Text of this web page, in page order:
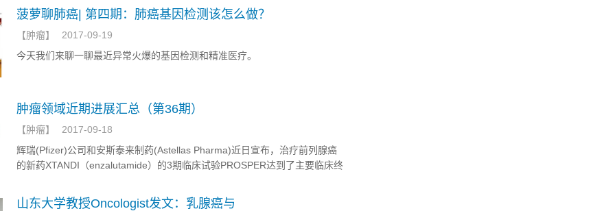
是可见创伤的最小化。
菠萝聊肺癌| 第四期：肺癌基因检测该怎么做？
【肿瘤】
2017-09-19
今天我们来聊一聊最近异常火爆的基因检测和精准医疗。
肿瘤领域近期进展汇总（第36期）
【肿瘤】
2017-09-18
辉瑞(Pfizer)公司和安斯泰来制药(Astellas Pharma)近日宣布，治疗前列腺癌
的新药XTANDI（enzalutamide）的3期临床试验PROSPER达到了主要临床终
山东大学教授Oncologist发文：乳腺癌与